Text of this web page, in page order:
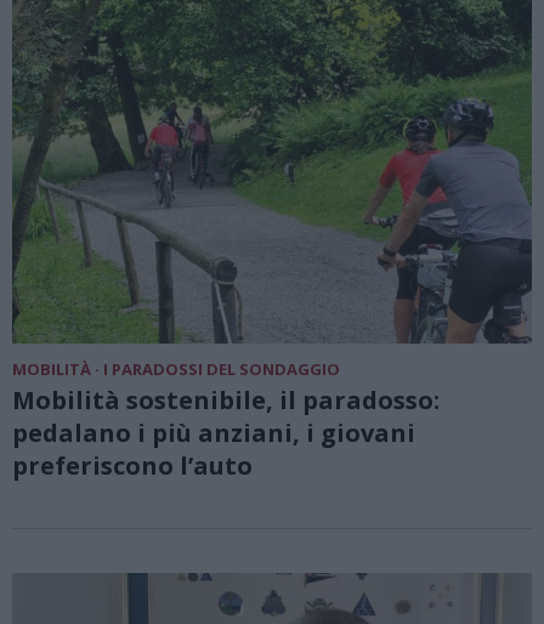
MOBILITÀ · I PARADOSSI DEL SONDAGGIO
Mobilità sostenibile, il paradosso:
pedalano i più anziani, i giovani
preferiscono l’auto